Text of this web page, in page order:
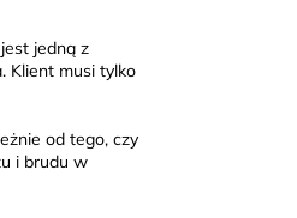
jedną z
Klient musi tylko
od tego, czy
i brudu w